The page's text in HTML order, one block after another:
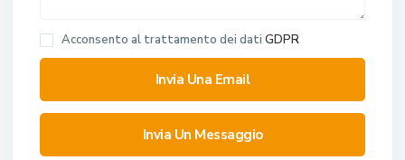
Acconsento al trattamento dei dati GDPR